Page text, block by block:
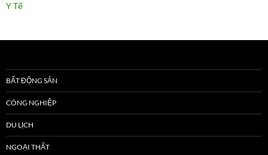
Y Tế
BẤT ĐỘNG SẢN
CÔNG NGHIỆP
DU LỊCH
NGOẠI THẤT